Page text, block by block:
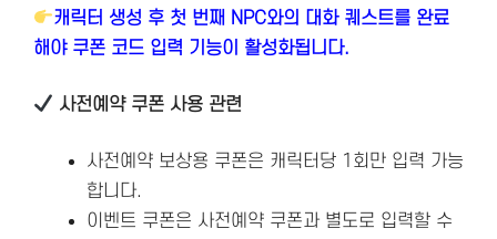
캐릭터 생성 후 첫 번째 NPC와의 대화 퀘스트를 완료
해야 쿠폰 코드 입력 기능이 활성화됩니다.
사전예약 쿠폰 사용 관련
사전예약 보상용 쿠폰은 캐릭터당 1회만 입력 가능
합니다.
이벤트 쿠폰은 사전예약 쿠폰과 별도로 입력할 수